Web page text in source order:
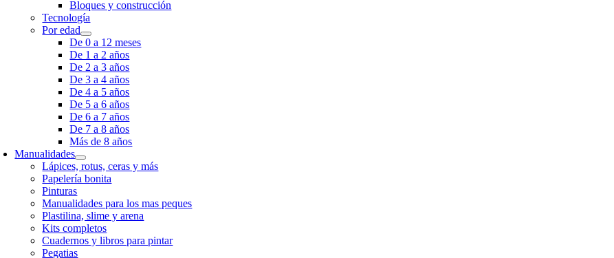
Bloques y construcción
Tecnología
Por edad
De 0 a 12 meses
De 1 a 2 años
De 2 a 3 años
De 3 a 4 años
De 4 a 5 años
De 5 a 6 años
De 6 a 7 años
De 7 a 8 años
Más de 8 años
Manualidades
Lápices, rotus, ceras y más
Papelería bonita
Pinturas
Manualidades para los mas peques
Plastilina, slime y arena
Kits completos
Cuadernos y libros para pintar
Pegatias